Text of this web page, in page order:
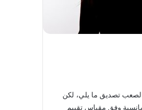
الصعب تصديق ما يلي، لكن
وفق مقياس تقييم